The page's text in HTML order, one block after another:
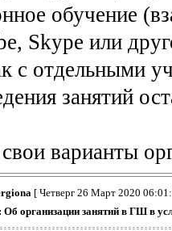
обучение
Skype или
с отдельными
занятий
варианты
[ Четверг 26 Март 2020
Об организации занятий в ГШ в